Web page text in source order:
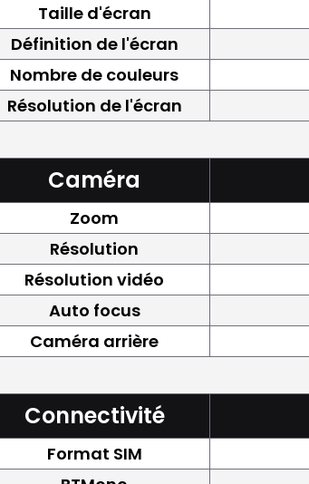
Taille d'écran
Définition de l'écran
Nombre de couleurs
Résolution de l'écran
Caméra
Zoom
Résolution
Résolution vidéo
Auto focus
Caméra arrière
Connectivité
Format SIM